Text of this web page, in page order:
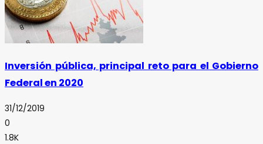
Inversión pública, principal reto para el Gobierno
Federal en 2020
31/12/2019
0
1.8K